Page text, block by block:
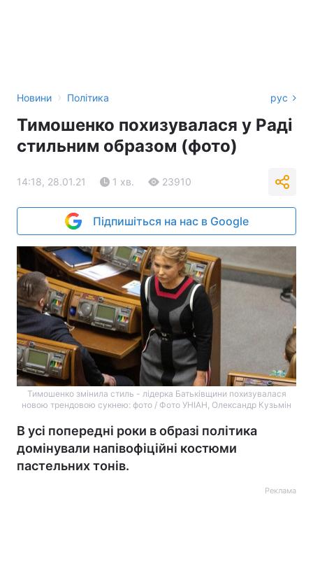
Новини › Політика рус
Тимошенко похизувалася у Раді
стильним образом (фото)
14:18, 28.01.21 1 хв. 23910
Підпишіться на нас в Google
Тимошенко змінила стиль - лідерка Батьківщини похизувалася
новою трендовою сукнею: фото / Фото УНІАН, Олександр Кузьмін
В усі попередні роки в образі політика
домінували напівофіційні костюми
пастельних тонів.
Реклама